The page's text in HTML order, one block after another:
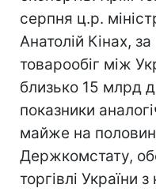
серпня ц.р.
Анатолій Кінах,
товарообіг між
близько 15 млрд
показники
майже на
Держкомстату,
торгівлі України